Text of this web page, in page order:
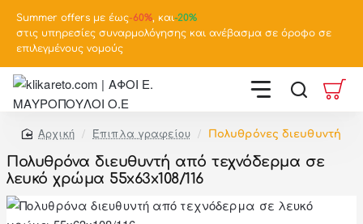
Summer offers με έως-60%, και-20%
στις υπηρεσίες συναρμολόγησης και ανέβασμα σε όροφο σε
επιλεγμένους νομούς
home
Έπιπλα γραφείου Πολυθρόνες διευθυντή
Πολυθρόνα διευθυντή από τεχνόδερμα σε
λευκό χρώμα 55x63x108/116